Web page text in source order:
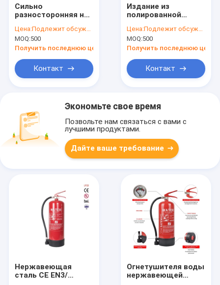
Сильно
разносторонняя не
нержавеющей
стали 6Л
огнетушителя
Цена:Подлежит обсуждению
MOQ:500
Получить последнюю цену
Контакт
Издание из
полированной
стали с
немагнитным
огнетушителем 6Л
Цена:Подлежит обсуждению
MOQ:500
Получить последнюю цену
Контакт
Экономьте свое время
Позвольте нам связаться с вами с
лучшими продуктами.
Дайте ваше требование
Нержавеющая
сталь CE EN3/
Огнетушителя воды
нержавеющей